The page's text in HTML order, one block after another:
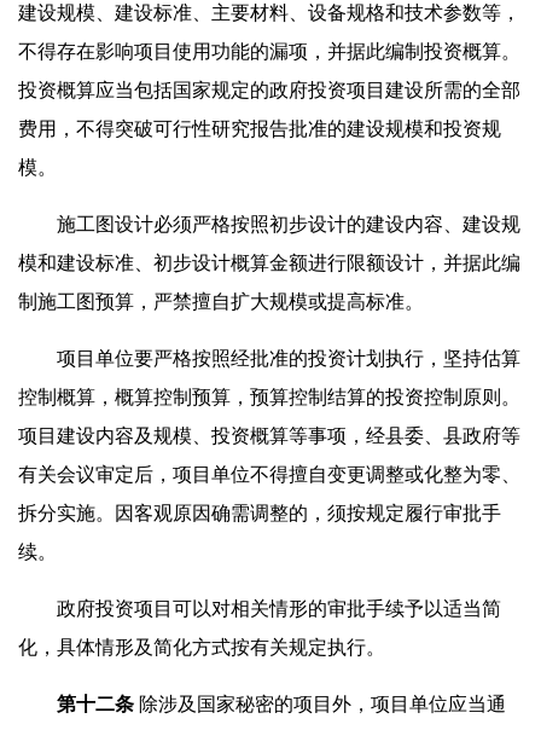
建设规模、建设标准、主要材料、设备规格和技术参数等，
不得存在影响项目使用功能的漏项，并据此编制投资概算。
投资概算应当包括国家规定的政府投资项目建设所需的全部
费用，不得突破可行性研究报告批准的建设规模和投资规
模。
施工图设计必须严格按照初步设计的建设内容、建设规
模和建设标准、初步设计概算金额进行限额设计，并据此编
制施工图预算，严禁擅自扩大规模或提高标准。
项目单位要严格按照经批准的投资计划执行，坚持估算
控制概算，概算控制预算，预算控制结算的投资控制原则。
项目建设内容及规模、投资概算等事项，经县委、县政府等
有关会议审定后，项目单位不得擅自变更调整或化整为零、
拆分实施。因客观原因确需调整的，须按规定履行审批手
续。
政府投资项目可以对相关情形的审批手续予以适当简
化，具体情形及简化方式按有关规定执行。
第十二条 除涉及国家秘密的项目外，项目单位应当通